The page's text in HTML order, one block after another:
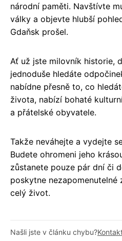
národní paměti. Navštívte
války a objevte hlubší
Gdaňsk prošel.
Ať už jste milovník historie,
jednoduše hledáte
nabídne přesně to, co
života, nabízí bohaté
a přátelské obyvatele.
Takže neváhejte a vydejte
Budete ohromeni jeho
zůstanete pouze pár dní či
poskytne
celý život.
Našli jste v článku chybu?